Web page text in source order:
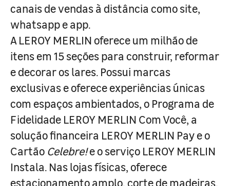
canais de vendas à distância como site,
whatsapp e app.
A LEROY MERLIN oferece um milhão de
itens em 15 seções para construir, reformar
e decorar os lares. Possui marcas
exclusivas e oferece experiências únicas
com espaços ambientados, o Programa de
Fidelidade LEROY MERLIN Com Você, a
solução financeira LEROY MERLIN Pay e o
Cartão Celebre!e o serviço LEROY MERLIN
Instala. Nas lojas físicas, oferece
estacionamento amplo, corte de madeiras,